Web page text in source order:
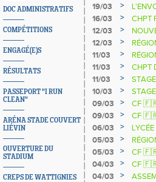
DOC ADMINISTRATIFS
COMPÉTITIONS
ENGAGÉ(E)S
RÉSULTATS
PASSEPORT "I RUN
CLEAN"
ARÉNA STADE COUVERT
LIÉVIN
OUVERTURE DU
STADIUM
CREPS DE WATTIGNIES
19/03
>
16/03
>
CHPT
12/03
>
12/03
>
11/03
>
11/03
>
CHPT
11/03
>
10/03
>
09/03
>
CF 🇫🇷
09/03 >
CF 🇫🇷
06/03
>
05/03
>
05/03
>
CF 🇫🇷
04/03
>
CF 🇫🇷
04/03 >